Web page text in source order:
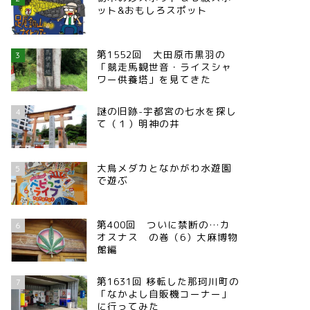
ット&おもしろスポット
3
第1552回 大田原市黒羽の
「競走馬観世音・ライスシャ
ワー供養塔」を見てきた
4
謎の旧跡-宇都宮の七水を探し
て（１）明神の井
5
大鳥メダカとなかがわ水遊園
で遊ぶ
6
第400回 ついに禁断の…カ
オスナス の巻（6）大麻博物
館編
7
第1631回 移転した那珂川町の
「なかよし自販機コーナー」
に行ってみた